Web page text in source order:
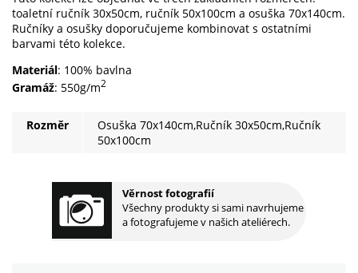
Věrnost fotografií
Všechny produkty si sami navrhujeme
a fotografujeme v našich ateliérech.
toaletní ručník 30x50cm, ručník 50x100cm a osuška 70x140cm.
Ručníky a osušky doporučujeme kombinovat s ostatními
barvami této kolekce.
Materiál: 100% bavlna
Gramáž: 550g/m2
Rozměr
Osuška 70x140cm,Ručník 30x50cm,Ručník
50x100cm